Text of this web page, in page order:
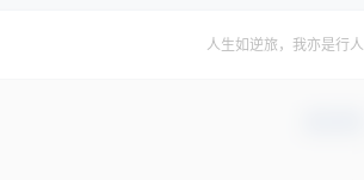
人生如逆旅，我亦是行人